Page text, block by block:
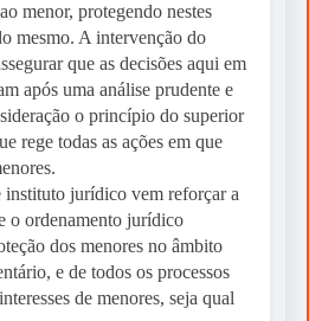
menor, protegendo nestes
mesmo. A intervenção do
que as decisões aqui em
após uma análise prudente e
o princípio do superior
rege todas as ações em que
instituto jurídico vem reforçar a
o ordenamento jurídico
dos menores no âmbito
e de todos os processos
de menores, seja qual